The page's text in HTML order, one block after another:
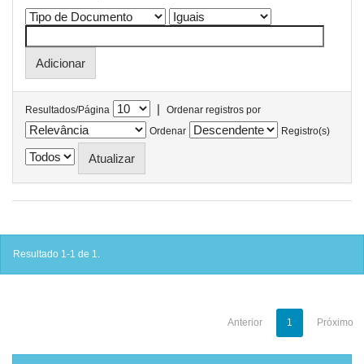
Resultados/Página |
Ordenar registros por
Ordenar
Registro(s)
Resultado 1-1 de 1.
Anterior 1 Próximo